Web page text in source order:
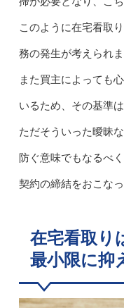
このように在宅看取
務の発生が考えられま
また買主によっても
いるため、その基準
ただそういった曖昧
防ぐ意味でもなるべ
契約の締結をおこなっ
在宅看取り
最小限に抑